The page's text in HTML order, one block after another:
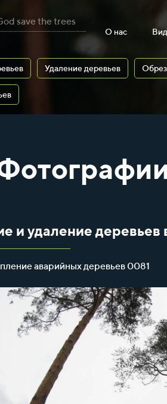
save the trees
О нас
Удаление деревьев
и удаление деревьев
аварийных деревьев 0081